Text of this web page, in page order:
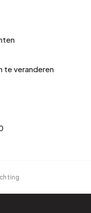
te veranderen